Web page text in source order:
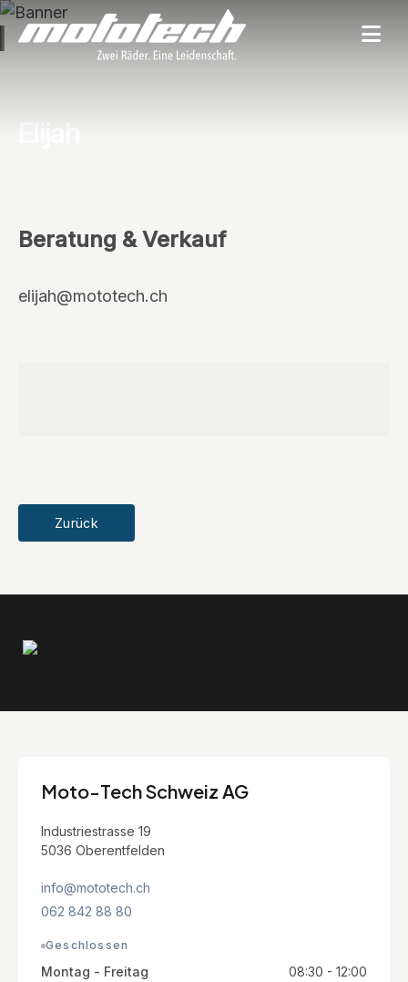
Elijah
Beratung & Verkauf
elijah@mototech.ch
Zurück
Moto-Tech Schweiz AG
Industriestrasse 19
5036 Oberentfelden
info@mototech.ch
062 842 88 80
Geschlossen
Montag - Freitag
08:30 - 12:00